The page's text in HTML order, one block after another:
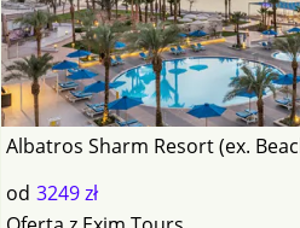
Albatros Sharm Resort (ex.
od 3249 zł